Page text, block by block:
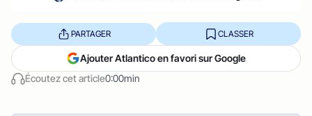
Écoutez cet article0:00min
PARTAGER CLASSER
Ajouter Atlantico en favori sur Google